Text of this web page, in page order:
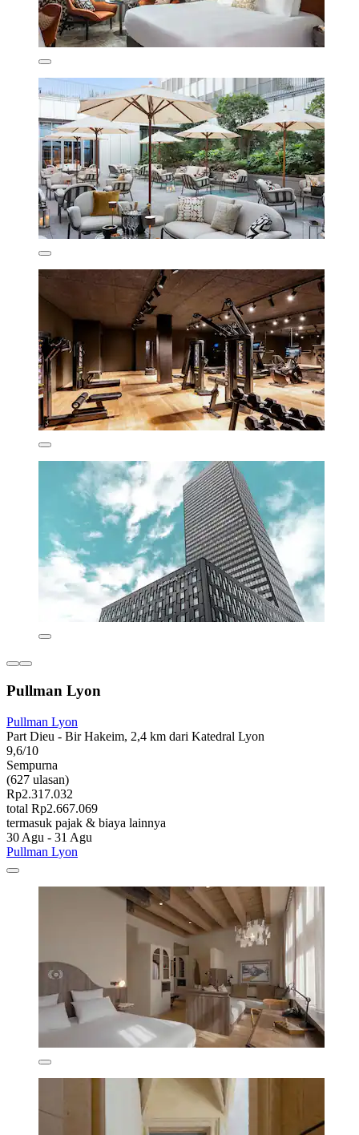
Pullman Lyon
Pullman Lyon
Part Dieu - Bir Hakeim, 2,4 km dari Katedral Lyon
9,6/10
Sempurna
(627 ulasan)
Rp2.317.032
total Rp2.667.069
termasuk pajak & biaya lainnya
30 Agu - 31 Agu
Pullman Lyon